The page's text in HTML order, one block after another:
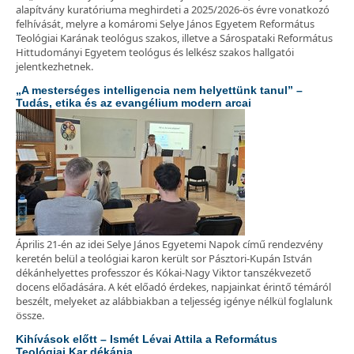
alapítvány kuratóriuma meghirdeti a 2025/2026-ös évre vonatkozó
felhívását, melyre a komáromi Selye János Egyetem Református
Teológiai Karának teológus szakos, illetve a Sárospataki Református
Hittudományi Egyetem teológus és lelkész szakos hallgatói
jelentkezhetnek.
„A mesterséges intelligencia nem helyettünk tanul” –
Tudás, etika és az evangélium modern arcai
Április 21-én az idei Selye János Egyetemi Napok című rendezvény
keretén belül a teológiai karon került sor Pásztori-Kupán István
dékánhelyettes professzor és Kókai-Nagy Viktor tanszékvezető
docens előadására. A két előadó érdekes, napjainkat érintő témáról
beszélt, melyeket az alábbiakban a teljesség igénye nélkül foglalunk
össze.
Kihívások előtt – Ismét Lévai Attila a Református